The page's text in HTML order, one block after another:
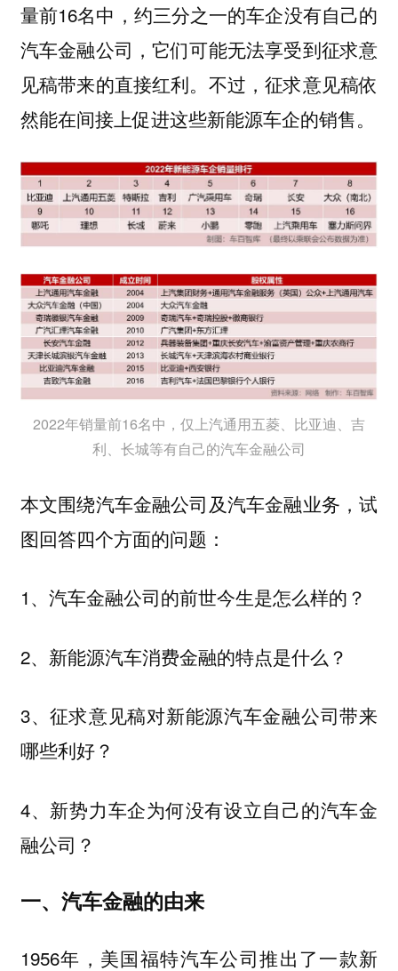
量前16名中，约三分之一的车企没有自己的
汽车金融公司，它们可能无法享受到征求意
见稿带来的直接红利。不过，征求意见稿依
然能在间接上促进这些新能源车企的销售。
2022年销量前16名中，仅上汽通用五菱、比亚迪、吉
利、长城等有自己的汽车金融公司
本文围绕汽车金融公司及汽车金融业务，试
图回答四个方面的问题：
1、汽车金融公司的前世今生是怎么样的？
2、新能源汽车消费金融的特点是什么？
3、征求意见稿对新能源汽车金融公司带来
哪些利好？
4、新势力车企为何没有设立自己的汽车金
融公司？
一、汽车金融的由来
1956年，美国福特汽车公司推出了一款新